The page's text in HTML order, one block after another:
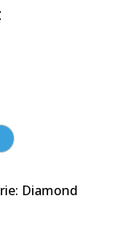
Diamond